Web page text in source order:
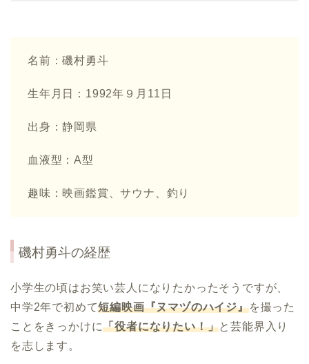
名前：磯村勇斗
生年月日：1992年９月11日
出身：静岡県
血液型：A型
趣味：映画鑑賞、サウナ、釣り
磯村勇斗の経歴
小学生の頃はお笑い芸人になりたかったそうですが、
中学2年で初めて短編映画『ヌマヅのハイジ』を撮った
ことをきっかけに「役者になりたい！」と芸能界入り
を志します。